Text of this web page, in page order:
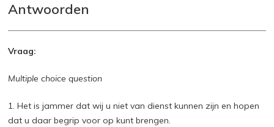
Antwoorden
Vraag:
Multiple choice question
1. Het is jammer dat wij u niet van dienst kunnen zijn en hopen
dat u daar begrip voor op kunt brengen.